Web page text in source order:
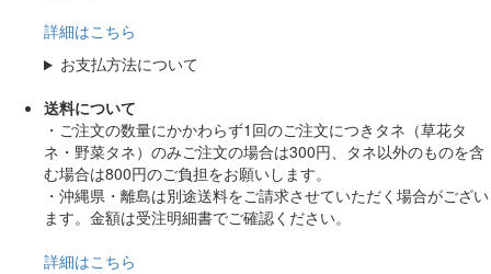
詳細はこちら
お支払方法について
送料について
・ご注文の数量にかかわらず1回のご注文につきタネ（草花タ
ネ・野菜タネ）のみご注文の場合は300円、タネ以外のものを含
む場合は800円のご負担をお願いします。
・沖縄県・離島は別途送料をご請求させていただく場合がござい
ます。金額は受注明細書でご確認ください。
詳細はこちら